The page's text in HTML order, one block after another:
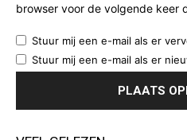
browser voor de volgende keer
Stuur mij een e-mail als er
Stuur mij een e-mail als er